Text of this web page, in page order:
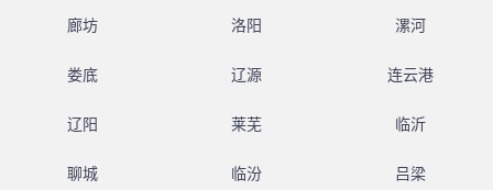
廊坊 洛阳 漯河
娄底 辽源 连云港
辽阳 莱芜 临沂
聊城 临汾 吕梁